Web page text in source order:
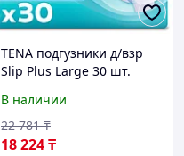
TENA подгузники д/взр
Slip Plus Large 30 шт.
В наличии
18 224₸
22 781 ₸